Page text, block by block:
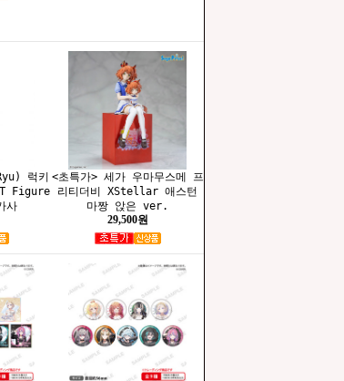
럭키
Figure
사
<초특가> 세가 우마무스메 프
리티더비 XStellar 애스턴
마짱 앉은 ver.
29,500원